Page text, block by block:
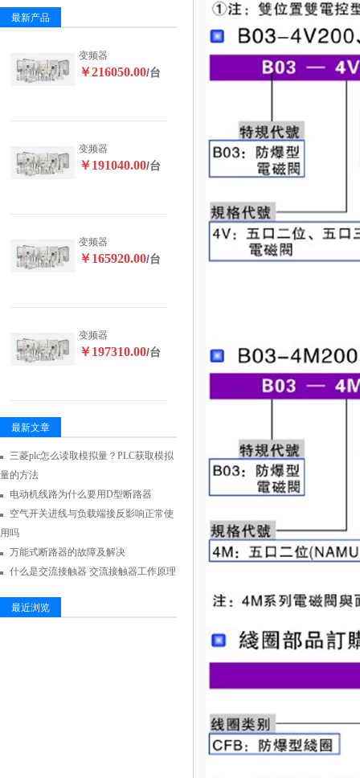
最新产品
变频器
￥216050.00/台
变频器
￥191040.00/台
变频器
￥165920.00/台
变频器
￥197310.00/台
最新文章
三菱plc怎么读取模拟量？PLC获取模拟
量的方法
电动机线路为什么要用D型断路器
空气开关进线与负载端接反影响正常使
用吗
万能式断路器的故障及解决
什么是交流接触器 交流接触器工作原理
最近浏览